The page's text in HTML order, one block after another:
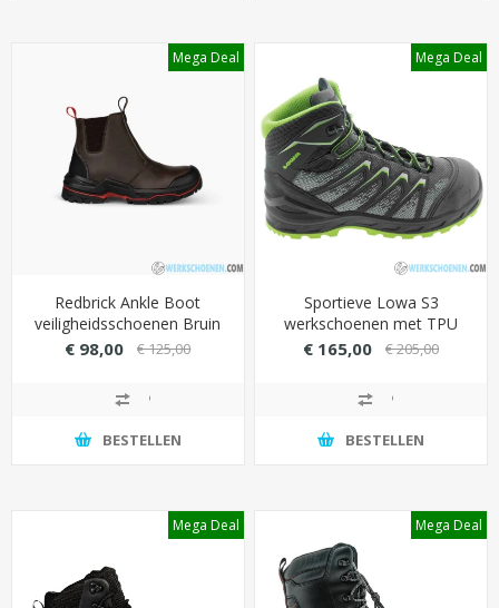
Mega Deal
Redbrick Ankle Boot
veiligheidsschoenen Bruin
S3S (waterdicht en
€ 98,00 € 125,00
BESTELLEN
Mega Deal
Sportieve Lowa S3
werkschoenen met TPU
overneus (Waterdicht)
€ 165,00 € 205,00
BESTELLEN
Mega Deal Mega Deal